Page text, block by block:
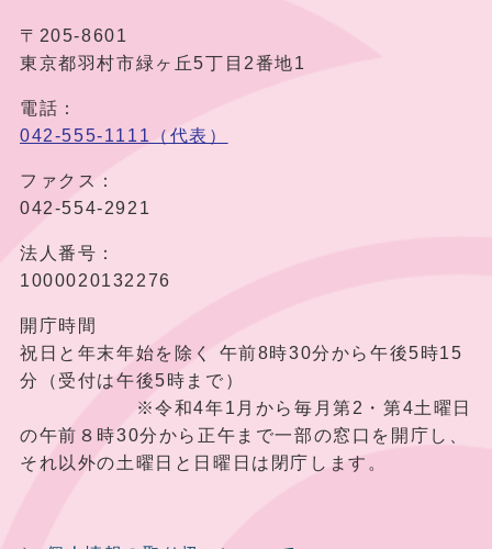
〒205-8601
東京都羽村市緑ヶ丘5丁目2番地1
電話：
042-555-1111（代表）
ファクス：
042-554-2921
法人番号：
1000020132276
開庁時間
祝日と年末年始を除く 午前8時30分から午後5時15
分（受付は午後5時まで）
※令和4年1月から毎月第2・第4土曜日
の午前８時30分から正午まで一部の窓口を開庁し、
それ以外の土曜日と日曜日は閉庁します。